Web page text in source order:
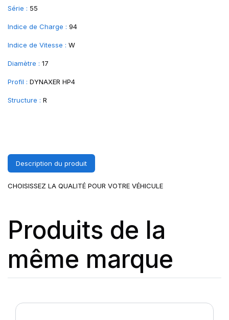
Série : 55
Indice de Charge : 94
Indice de Vitesse : W
Diamètre : 17
Profil : DYNAXER HP4
Structure : R
Description du produit
CHOISISSEZ LA QUALITÉ POUR VOTRE VÉHICULE
Produits de la
même marque